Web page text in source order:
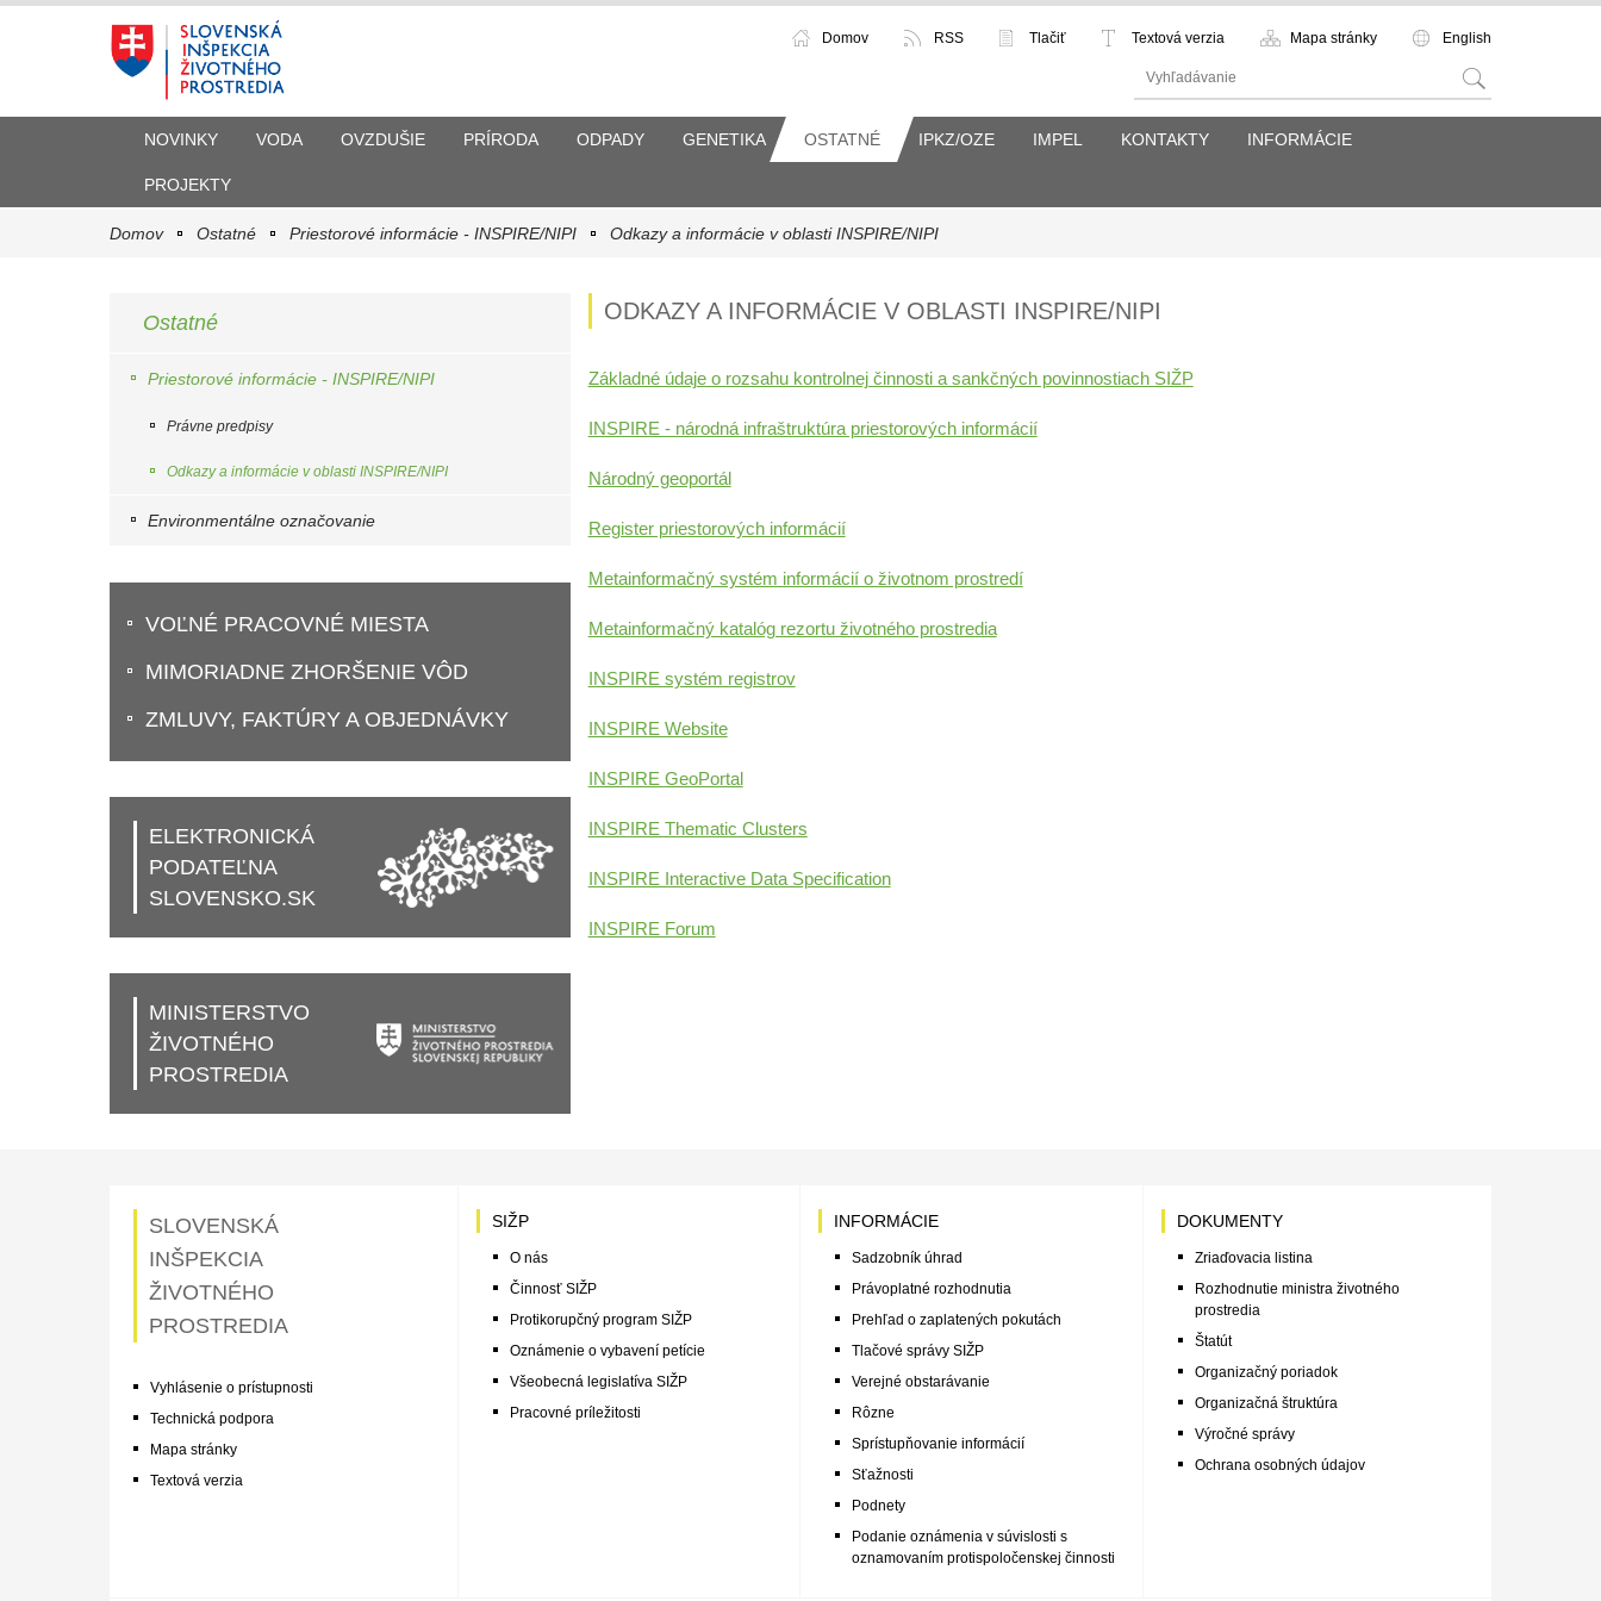
English
Mapa stránky
Textová verzia
Tlačiť
RSS
Domov
NOVINKY VODA OVZDUŠIE PRÍRODA ODPADY GENETIKA OSTATNÉ IPKZ/OZE IMPEL KONTAKTY INFORMÁCIE
PROJEKTY
Domov Ostatné Priestorové informácie - INSPIRE/NIPI Odkazy a informácie v oblasti INSPIRE/NIPI
ODKAZY A INFORMÁCIE V OBLASTI INSPIRE/NIPI
Základné údaje o rozsahu kontrolnej činnosti a sankčných povinnostiach SIŽP
INSPIRE - národná infraštruktúra priestorových informácií
Národný geoportál
Register priestorových informácií
Metainformačný systém informácií o životnom prostredí
Metainformačný katalóg rezortu životného prostredia
INSPIRE systém registrov
INSPIRE Website
INSPIRE GeoPortal
INSPIRE Thematic Clusters
INSPIRE Interactive Data Specification
INSPIRE Forum
Ostatné
Priestorové informácie - INSPIRE/NIPI
Právne predpisy
Odkazy a informácie v oblasti INSPIRE/NIPI
Environmentálne označovanie
VOĽNÉ PRACOVNÉ MIESTA
MIMORIADNE ZHORŠENIE VÔD
ZMLUVY, FAKTÚRY A OBJEDNÁVKY
ELEKTRONICKÁ
PODATEĽNA
SLOVENSKO.SK
MINISTERSTVO
ŽIVOTNÉHO
PROSTREDIA
SLOVENSKÁ
INŠPEKCIA
ŽIVOTNÉHO
PROSTREDIA
Vyhlásenie o prístupnosti
Technická podpora
Mapa stránky
Textová verzia
SIŽP
O nás
Činnosť SIŽP
Protikorupčný program SIŽP
Oznámenie o vybavení petície
Všeobecná legislatíva SIŽP
Pracovné príležitosti
INFORMÁCIE
Sadzobník úhrad
Právoplatné rozhodnutia
Prehľad o zaplatených pokutách
Tlačové správy SIŽP
Verejné obstarávanie
Rôzne
Sprístupňovanie informácií
Sťažnosti
Podnety
Podanie oznámenia v súvislosti s
oznamovaním protispoločenskej činnosti
DOKUMENTY
Zriaďovacia listina
Rozhodnutie ministra životného
prostredia
Štatút
Organizačný poriadok
Organizačná štruktúra
Výročné správy
Ochrana osobných údajov